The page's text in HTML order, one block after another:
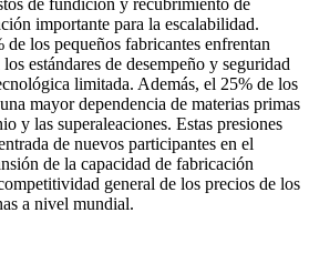
de fundición y recubrimiento de
importante para la escalabilidad.
los pequeños fabricantes enfrentan
estándares de desempeño y seguridad
limitada. Además, el 25% de los
mayor dependencia de materias primas
y las superaleaciones. Estas presiones
de nuevos participantes en el
de la capacidad de fabricación
general de los precios de los
a nivel mundial.